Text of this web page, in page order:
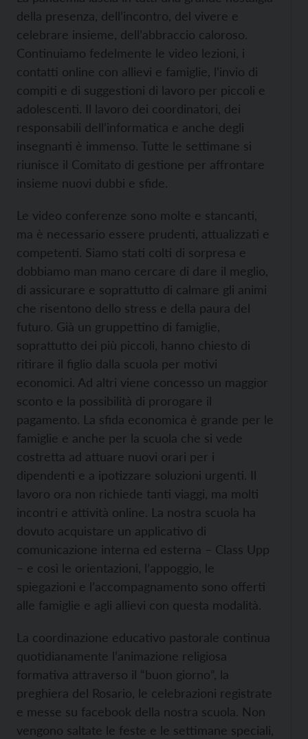
della presenza, dell’incontro, del vivere e
celebrare insieme, dell’abbraccio caloroso.
Continuiamo fedelmente le video lezioni, i
contatti online con allievi e famiglie, l’invio di
compiti e di suggestioni di lavoro per piccoli e
adolescenti. Il lavoro dei coordinatori, dei
responsabili dell’informatica e anche degli
insegnanti è immenso. Tutte le settimane si
riunisce il Comitato di gestione per affrontare
insieme nuovi dubbi e sfide.
Le video conferenze sono molte e stancanti,
ma è necessario essere prudenti, attualizzati e
competenti. Siamo stati colti di sorpresa e
dobbiamo man mano cercare di dare il meglio,
di assicurare e soprattutto di calmare gli animi
che risentono dello stress e della paura del
futuro. Già un gruppettino di famiglie,
soprattutto dei più piccoli, hanno chiesto di
ritirare il figlio dalla scuola per motivi
economici. Ad altri viene concesso un maggior
sconto e la possibilità di prorogare il
pagamento. La sfida economica è grande per le
famiglie e anche per la scuola che si vede
costretta ad attuare nuovi orari per i
dipendenti e a ipotizzare soluzioni urgenti. Il
lavoro ora non richiede tanti viaggi, ma molti
incontri e attività online. La nostra scuola ha
dovuto acquistare un applicativo di
comunicazione interna ed esterna – Class Upp
– e così le orientazioni, l’appoggio, le
spiegazioni e l’accompagnamento sono offerti
alle famiglie e agli allievi con questa modalità.
La coordinazione educativo pastorale continua
quotidianamente l’animazione religiosa
formativa attraverso il “buon giorno”, la
preghiera del Rosario, le celebrazioni registrate
e messe su facebook della nostra scuola. Non
vengono saltate le feste e le settimane speciali,